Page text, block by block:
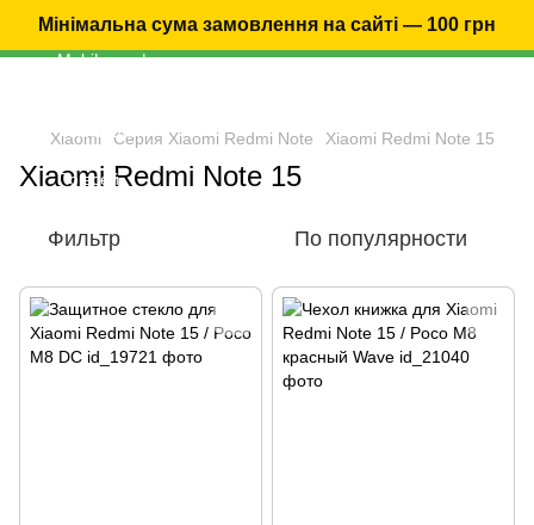
Мінімальна сума замовлення на сайті — 100 грн
Xiaomi Серия Xiaomi Redmi Note Xiaomi Redmi Note 15
Xiaomi Redmi Note 15
Фильтр По популярности